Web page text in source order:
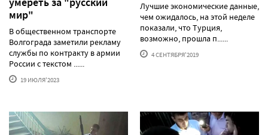
мир"
В общественном транспорте
Волгограда заметили рекламу
службы по контракту в армии
России с текстом ......
19 ИЮЛЯ'2023
Лучшие экономические данные,
чем ожидалось, на этой неделе
показали, что Турция,
возможно, прошла п......
4 СЕНТЯБРЯ'2019